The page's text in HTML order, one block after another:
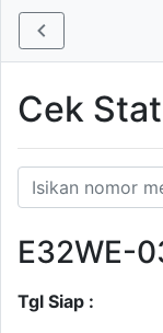
Cek
E32WE-
Tgl Siap :